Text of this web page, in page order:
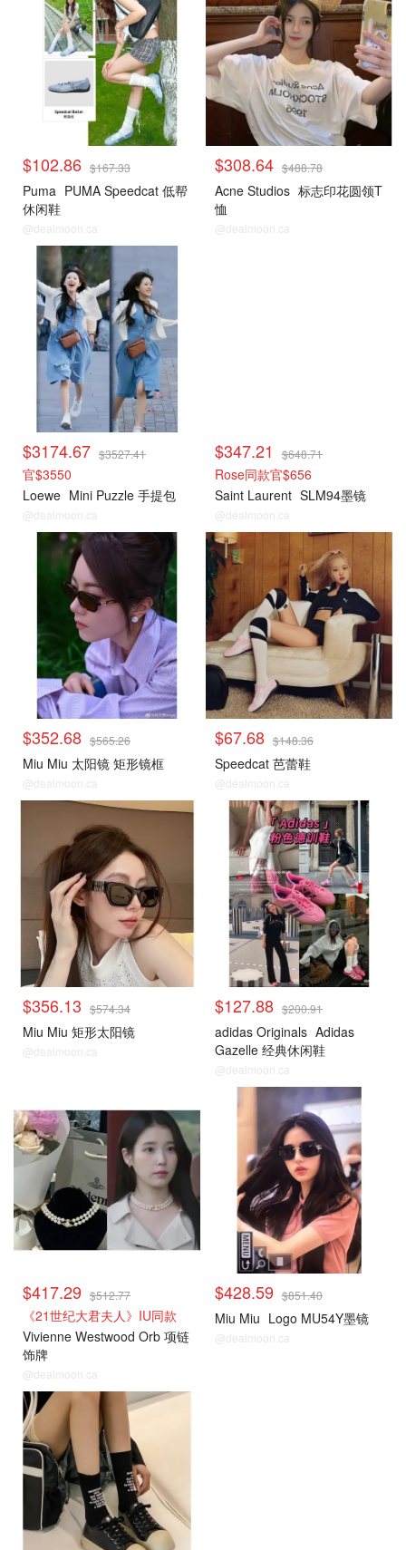
$102.86 $167.33
Puma PUMA Speedcat 低帮
休闲鞋
@dealmoon.ca
$308.64 $488.78
Acne Studios 标志印花圆领T
恤
@dealmoon.ca
$3174.67 $3527.41
官$3550
Loewe Mini Puzzle 手提包
@dealmoon.ca
$347.21 $648.71
Rose同款官$656
Saint Laurent SLM94墨镜
@dealmoon.ca
$352.68 $565.26
Miu Miu 太阳镜 矩形镜框
@dealmoon.ca
$67.68 $148.36
Speedcat 芭蕾鞋
@dealmoon.ca
$356.13 $574.34
Miu Miu 矩形太阳镜
@dealmoon.ca
$127.88 $200.91
adidas Originals Adidas
Gazelle 经典休闲鞋
@dealmoon.ca
$417.29 $512.77
《21世纪大君夫人》IU同款
Vivienne Westwood Orb 项链
饰牌
@dealmoon.ca
$428.59 $851.40
Miu Miu Logo MU54Y墨镜
@dealmoon.ca